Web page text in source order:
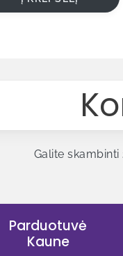
Galite
Parduotuvė
Kaune